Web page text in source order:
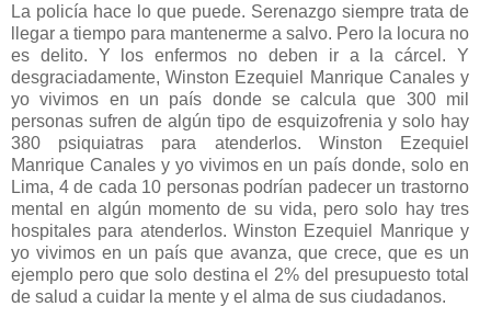
La policía hace lo que puede. Serenazgo siempre trata de
llegar a tiempo para mantenerme a salvo. Pero la locura no
es delito. Y los enfermos no deben ir a la cárcel. Y
desgraciadamente, Winston Ezequiel Manrique Canales y
yo vivimos en un país donde se calcula que 300 mil
personas sufren de algún tipo de esquizofrenia y solo hay
380 psiquiatras para atenderlos. Winston Ezequiel
Manrique Canales y yo vivimos en un país donde, solo en
Lima, 4 de cada 10 personas podrían padecer un trastorno
mental en algún momento de su vida, pero solo hay tres
hospitales para atenderlos. Winston Ezequiel Manrique y
yo vivimos en un país que avanza, que crece, que es un
ejemplo pero que solo destina el 2% del presupuesto total
de salud a cuidar la mente y el alma de sus ciudadanos.